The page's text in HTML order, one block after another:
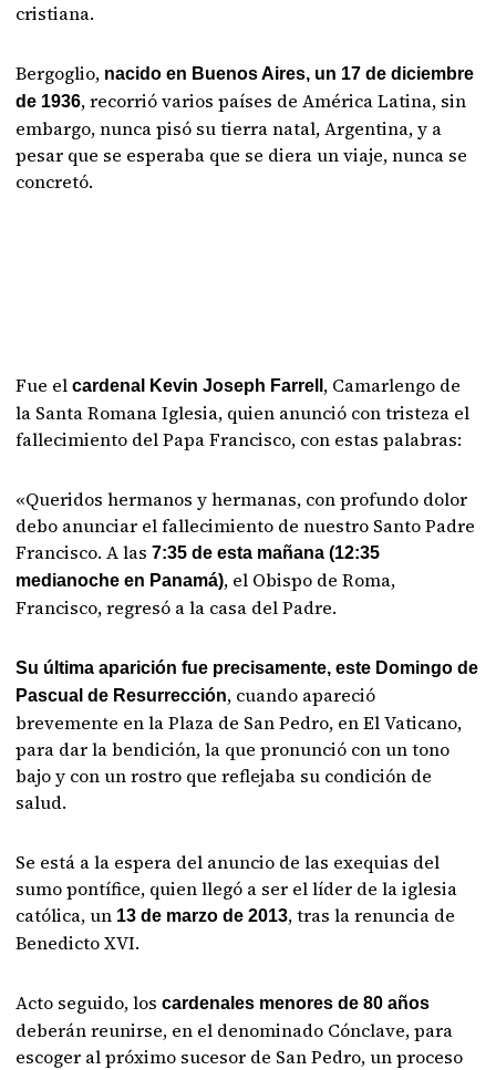
cristiana.
Bergoglio, nacido en Buenos Aires, un 17 de diciembre
de 1936, recorrió varios países de América Latina, sin
embargo, nunca pisó su tierra natal, Argentina, y a
pesar que se esperaba que se diera un viaje, nunca se
concretó.
Fue elcardenal Kevin Joseph Farrell , Camarlengo de
la Santa Romana Iglesia, quien anunció con tristeza el
fallecimiento del Papa Francisco, con estas palabras:
«Queridos hermanos y hermanas, con profundo dolor
debo anunciar el fallecimiento de nuestro Santo Padre
Francisco. A las7:35 de esta mañana (12:35
medianoche en Panamá), el Obispo de Roma,
Francisco, regresó a la casa del Padre.
Su última aparición fue precisamente, este Domingo de
Pascual de Resurrección, cuando apareció
brevemente en la Plaza de San Pedro, en El Vaticano,
para dar la bendición, la que pronunció con un tono
bajo y con un rostro que reflejaba su condición de
salud.
Se está a la espera del anuncio de las exequias del
sumo pontífice, quien llegó a ser el líder de la iglesia
católica, un 13 de marzo de 2013, tras la renuncia de
Benedicto XVI.
Acto seguido, loscardenales menores de 80 años
deberán reunirse, en el denominado Cónclave, para
escoger al próximo sucesor de San Pedro, un proceso